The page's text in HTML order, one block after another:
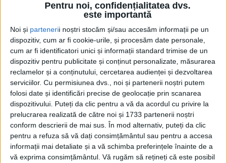
Pentru noi, confidențialitatea dvs.
este importantă
Noi și partenerii noștri stocăm și/sau accesăm informații pe un
dispozitiv, cum ar fi cookie-urile, și procesăm date personale,
cum ar fi identificatori unici și informații standard trimise de un
dispozitiv pentru publicitate și conținut personalizate, măsurarea
reclamelor și a conținutului, cercetarea audienței și dezvoltarea
serviciilor. Cu permisiunea dvs., noi și partenerii noștri putem
folosi date și identificări precise de geolocație prin scanarea
dispozitivului. Puteți da clic pentru a vă da acordul cu privire la
prelucrarea realizată de către noi și 1733 partenerii noștri
conform descrierii de mai sus. În mod alternativ, puteți da clic
pentru a refuza să vă dați consimțământul sau pentru a accesa
informații mai detaliate și a vă schimba preferințele înainte de a
vă exprima consimțământul. Vă rugăm să rețineți că este posibil
ŞTIRILE JUDEŢULUI CARAŞ-SEVERIN
În ariile protejate, caii putere pot mânca
jar doar pe drum
9 MARTIE 2021, 09:29 AM 2 MINUTE DE CITIRE
MUNTELE MIC – Cine o ia „pe arătură“ riscă amenzi de 5.000-
10.000 de lei în cazul persoanelor fizice, respectiv 30.000-
60.000 de lei în cazul firmelor!